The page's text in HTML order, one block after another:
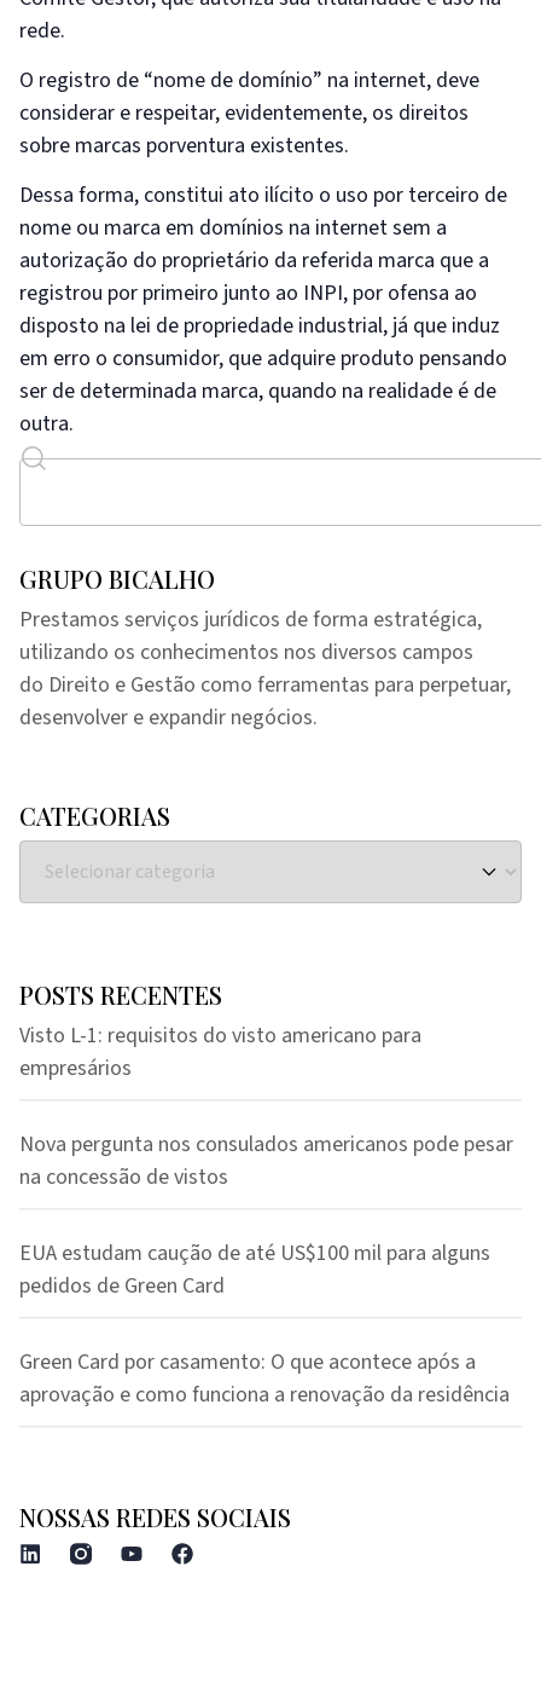
rede.
O registro de “nome de domínio” na internet, deve
considerar e respeitar, evidentemente, os direitos
sobre marcas porventura existentes.
Dessa forma, constitui ato ilícito o uso por terceiro de
nome ou marca em domínios na internet sem a
autorização do proprietário da referida marca que a
registrou por primeiro junto ao INPI, por ofensa ao
disposto na lei de propriedade industrial, já que induz
em erro o consumidor, que adquire produto pensando
ser de determinada marca, quando na realidade é de
outra.
GRUPO BICALHO
Prestamos serviços jurídicos de forma estratégica,
utilizando os conhecimentos nos diversos campos
do Direito e Gestão como ferramentas para perpetuar,
desenvolver e expandir negócios.
CATEGORIAS
POSTS RECENTES
Visto L-1: requisitos do visto americano para
empresários
Nova pergunta nos consulados americanos pode pesar
na concessão de vistos
EUA estudam caução de até US$100 mil para alguns
pedidos de Green Card
Green Card por casamento: O que acontece após a
aprovação e como funciona a renovação da residência
NOSSAS REDES SOCIAIS